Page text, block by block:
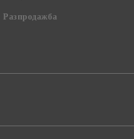
Разпродажба